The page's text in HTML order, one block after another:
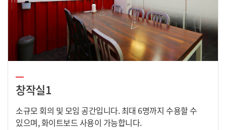
창작실1
소규모 회의 및 모임 공간입니다. 최대 6명까지 수용할 수
있으며, 화이트보드 사용이 가능합니다.